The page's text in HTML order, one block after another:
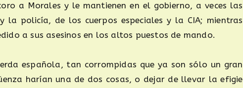
a Morales y le mantienen en el gobierno, a veces las
la policía, de los cuerpos especiales y la CIA; mientras
a sus asesinos en los altos puestos de mando.
española, tan corrompidas que ya son sólo un gran
harían una de dos cosas, o dejar de llevar la efigie